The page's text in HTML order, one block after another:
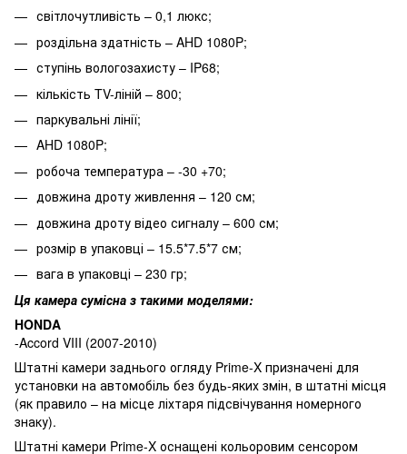
світлочутливість – 0,1 люкс;
роздільна здатність – AHD 1080P;
ступінь вологозахисту – IP68;
кількість TV-ліній – 800;
паркувальні лінії;
AHD 1080P;
робоча температура – -30 +70;
довжина дроту живлення – 120 см;
довжина дроту відео сигналу – 600 см;
розмір в упаковці – 15.5*7.5*7 см;
вага в упаковці – 230 гр;
Ця камера сумісна з такими моделями:
HONDA
-Accord VIII (2007-2010)
Штатні камери заднього огляду Prime-X призначені для
установки на автомобіль без будь-яких змін, в штатні місця
(як правило – на місце ліхтаря підсвічування номерного
знаку).
Штатні камери Prime-X оснащені кольоровим сенсором